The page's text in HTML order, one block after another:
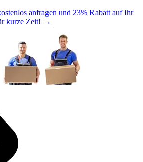
anfragen und 23% Rabatt auf Ihr
kurze Zeit! →